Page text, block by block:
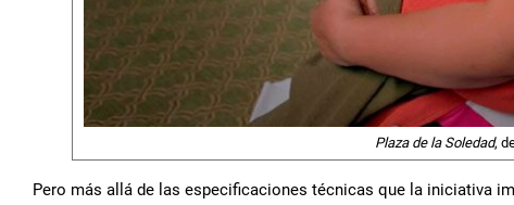
Plaza de la Soledad,
Pero más allá de las especificaciones técnicas que la iniciativa